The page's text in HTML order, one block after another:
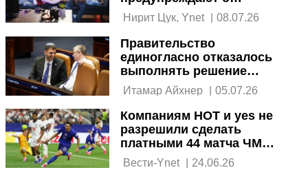
последствиях Нирит Цук, Ynet | 08.07.26
Правительство
единогласно отказалось
выполнять решение
БАГАЦа
Итамар Айхнер | 05.07.26
Компаниям HOT и yes не
разрешили сделать
платными 44 матча ЧМ
по футболу
Вести-Ynet 24.06.26